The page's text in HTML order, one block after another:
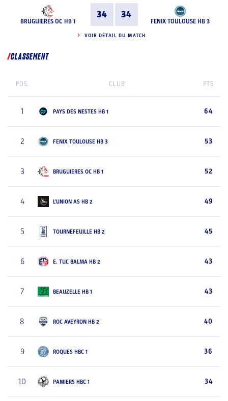
BRUGUIERES OC HB 1
34 34
FENIX TOULOUSE HB 3
VOIR DÉTAIL DU MATCH
CLASSEMENT
POS. CLUB PTS
1 PAYS DES NESTES HB 1 64
2 FENIX TOULOUSE HB 3 53
3 BRUGUIERES OC HB 1 52
4 L'UNION AS HB 2 49
5 TOURNEFEUILLE HB 2 45
6 E. TUC BALMA HB 2 43
7 BEAUZELLE HB 1 43
8 ROC AVEYRON HB 2 40
9 ROQUES HBC 1 36
10 PAMIERS HBC 1 34